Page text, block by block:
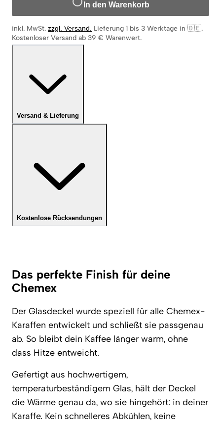
In den Warenkorb
inkl. MwSt. zzgl. Versand. Lieferung 1 bis 3 Werktage in 🇩🇪.
Kostenloser Versand ab 39 € Warenwert.
Versand & Lieferung
Kostenlose Rücksendungen
Das perfekte Finish für deine
Chemex
Der Glasdeckel wurde speziell für alle Chemex-
Karaffen entwickelt und schließt sie passgenau
ab. So bleibt dein Kaffee länger warm, ohne
dass Hitze entweicht.
Gefertigt aus hochwertigem,
temperaturbeständigem Glas, hält der Deckel
die Wärme genau da, wo sie hingehört: in deiner
Karaffe. Kein schnelleres Abkühlen, keine